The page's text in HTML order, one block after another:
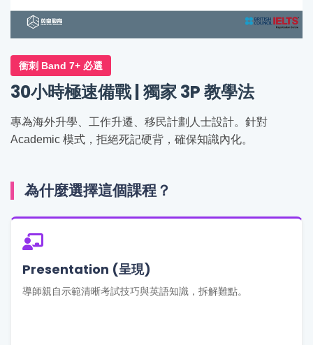
衝刺 Band 7+ 必選
30小時極速備戰 | 獨家 3P 教學法
專為海外升學、工作升遷、移民計劃人士設計。針對
Academic 模式，拒絕死記硬背，確保知識內化。
為什麼選擇這個課程？
Presentation (呈現)
導師親自示範清晰考試技巧與英語知識，拆解難點。